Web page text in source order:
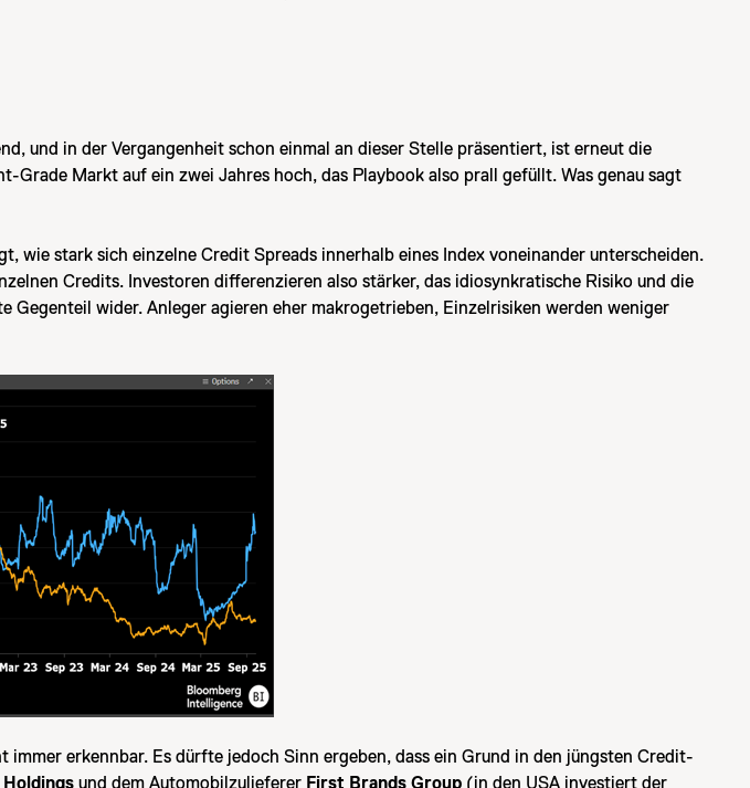
und in der Vergangenheit schon einmal an dieser Stelle präsentiert, ist erneut die
Grade Markt auf ein zwei Jahres hoch, das Playbook also prall gefüllt. Was genau sagt
wie stark sich einzelne Credit Spreads innerhalb eines Index voneinander unterscheiden.
Credits. Investoren differenzieren also stärker, das idiosynkratische Risiko und die
Gegenteil wider. Anleger agieren eher makrogetrieben, Einzelrisiken werden weniger
erkennbar. Es dürfte jedoch Sinn ergeben, dass ein Grund in den jüngsten Credit-
und dem Automobilzulieferer First Brands Group (in den USA investiert der